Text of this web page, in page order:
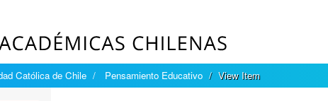
Católica de Chile Pensamiento Educativo View Item